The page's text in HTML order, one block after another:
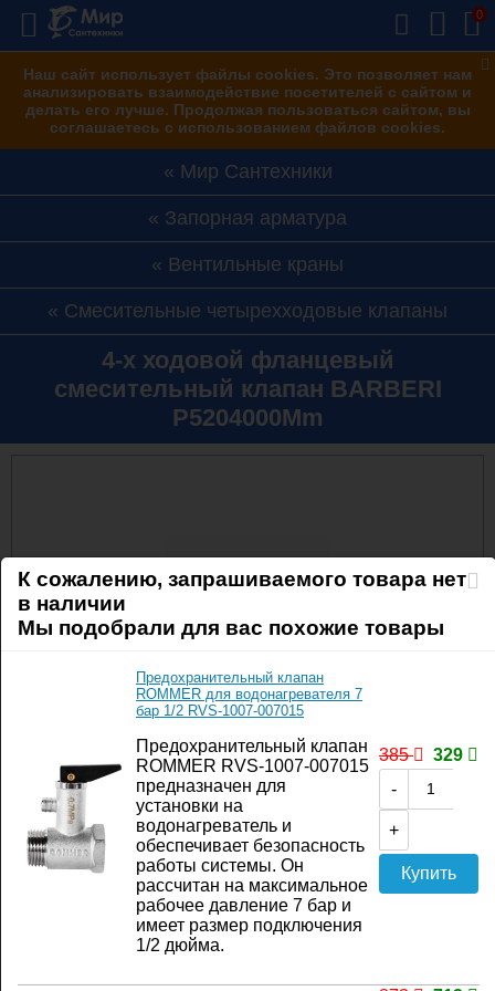
Наш сайт использует файлы cookies. Это позволяет нам
анализировать взаимодействие посетителей с сайтом и
делать его лучше. Продолжая пользоваться сайтом, вы
соглашаетесь с использованием файлов cookies.
0
Мир Сантехники
Запорная арматура
Вентильные краны
Смесительные четырехходовые клапаны
4-х ходовой фланцевый
смесительный клапан BARBERI
P5204000Mm
Прямо сейчас этот товар смотрят 10 человек.
Код товара:
522-666
Артикул: P5204000Mm
Производитель:Barberi
Характеристики
Данного товара нет в продаже
К сожалению, запрашиваемого товара нет
в наличии
Мы подобрали для вас похожие товары
Предохранительный клапан
ROMMER для водонагревателя 7
бар 1/2 RVS-1007-007015
Предохранительный клапан
ROMMER RVS-1007-007015
предназначен для
установки на
водонагреватель и
обеспечивает безопасность
работы системы. Он
рассчитан на максимальное
рабочее давление 7 бар и
имеет размер подключения
1/2 дюйма.
385
329
-
+
Купить